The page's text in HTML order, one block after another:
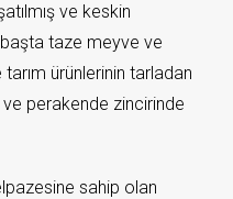
ve keskin
taze meyve ve
ürünlerinin tarladan
perakende zincirinde
sahip olan